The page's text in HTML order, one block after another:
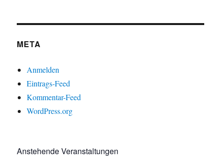
META
Anmelden
Eintrags-Feed
Kommentar-Feed
WordPress.org
Anstehende Veranstaltungen